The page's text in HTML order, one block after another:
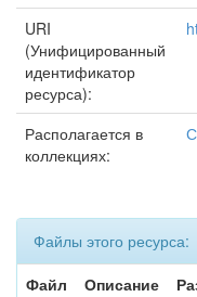
URI
(Унифицированный
идентификатор
ресурса):
Располагается в
коллекциях:
Файлы этого ресурса:
Файл
Описание